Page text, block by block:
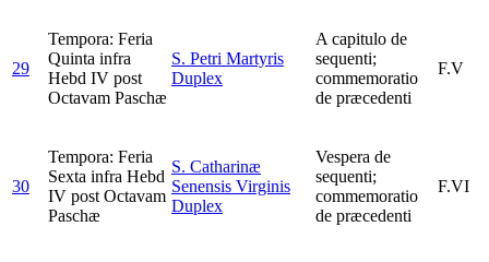
29
Tempora: Feria
Quinta infra
Hebd IV post
Octavam Paschæ
S. Petri Martyris
Duplex
A capitulo de
sequenti;
commemoratio
de præcedenti
F.V
30
Tempora: Feria
Sexta infra Hebd
IV post Octavam
Paschæ
S. Catharinæ
Senensis Virginis
Duplex
Vespera de
sequenti;
commemoratio
de præcedenti
F.VI